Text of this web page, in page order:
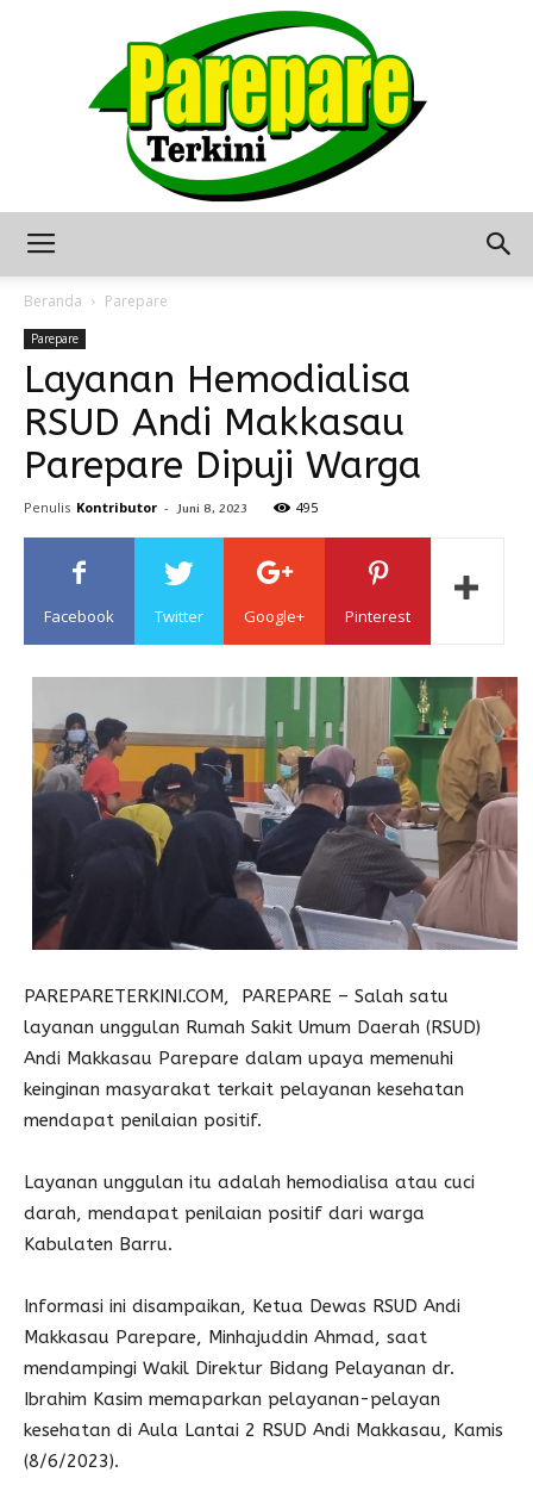
Terkini
Seputar
Sulawesi
Beranda Parepare
Parepare
Layanan Hemodialisa
RSUD Andi Makkasau
Parepare Dipuji Warga
Penulis Kontributor - Juni 8, 2023 495
Facebook Twitter Google+ Pinterest
PAREPARETERKINI.COM, PAREPARE – Salah satu
layanan unggulan Rumah Sakit Umum Daerah (RSUD)
Andi Makkasau Parepare dalam upaya memenuhi
keinginan masyarakat terkait pelayanan kesehatan
mendapat penilaian positif.
Layanan unggulan itu adalah hemodialisa atau cuci
darah, mendapat penilaian positif dari warga
Kabulaten Barru.
Informasi ini disampaikan, Ketua Dewas RSUD Andi
Makkasau Parepare, Minhajuddin Ahmad, saat
mendampingi Wakil Direktur Bidang Pelayanan dr.
Ibrahim Kasim memaparkan pelayanan-pelayan
kesehatan di Aula Lantai 2 RSUD Andi Makkasau, Kamis
(8/6/2023).